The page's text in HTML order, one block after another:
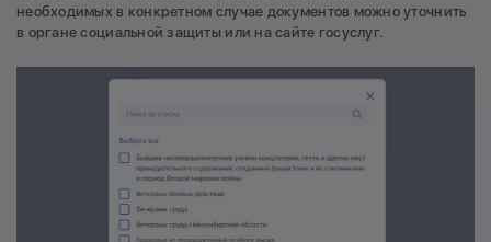
необходимых в конкретном случае документов можно уточнить
в органе социальной защиты или на сайте госуслуг.